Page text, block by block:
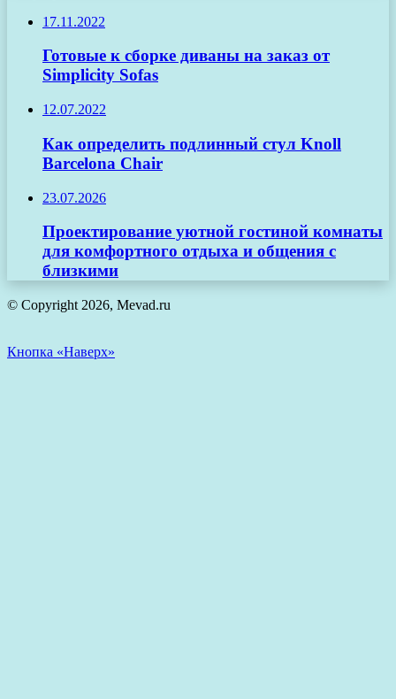
17.11.2022
Готовые к сборке диваны на заказ от
Simplicity Sofas
12.07.2022
Как определить подлинный стул Knoll
Barcelona Chair
23.07.2026
Проектирование уютной гостиной комнаты
для комфортного отдыха и общения с
близкими
© Copyright 2026, Mevad.ru
Кнопка «Наверх»